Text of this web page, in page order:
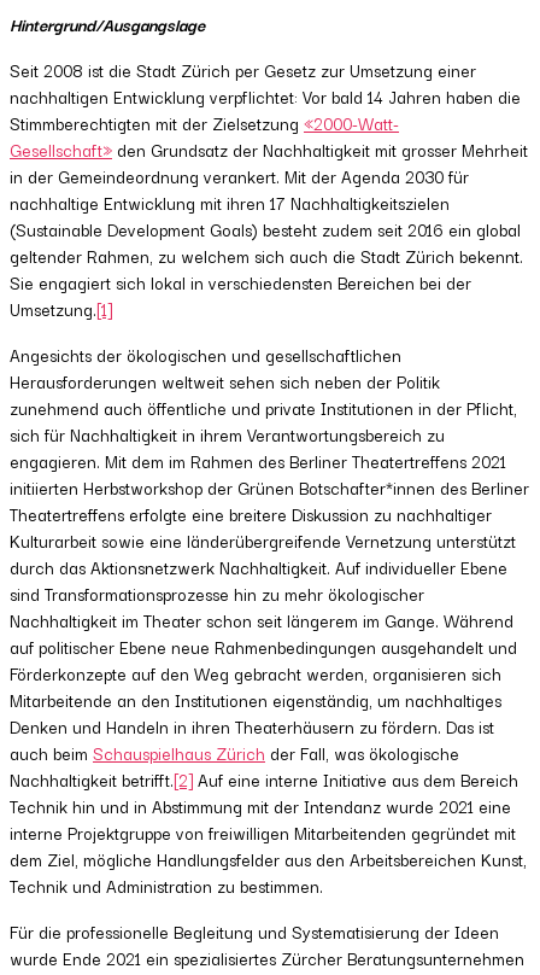
Hintergrund/Ausgangslage
Seit 2008 ist die Stadt Zürich per Gesetz zur Umsetzung einer
nachhaltigen Entwicklung verpflichtet: Vor bald 14 Jahren haben die
Stimmberechtigten mit der Zielsetzung «2000-Watt-
Gesellschaft» den Grundsatz der Nachhaltigkeit mit grosser Mehrheit
in der Gemeindeordnung verankert. Mit der Agenda 2030 für
nachhaltige Entwicklung mit ihren 17 Nachhaltigkeitszielen
(Sustainable Development Goals) besteht zudem seit 2016 ein global
geltender Rahmen, zu welchem sich auch die Stadt Zürich bekennt.
Sie engagiert sich lokal in verschiedensten Bereichen bei der
Umsetzung.[1]
Angesichts der ökologischen und gesellschaftlichen
Herausforderungen weltweit sehen sich neben der Politik
zunehmend auch öffentliche und private Institutionen in der Pflicht,
sich für Nachhaltigkeit in ihrem Verantwortungsbereich zu
engagieren. Mit dem im Rahmen des Berliner Theatertreffens 2021
initiierten Herbstworkshop der Grünen Botschafter*innen des Berliner
Theatertreffens erfolgte eine breitere Diskussion zu nachhaltiger
Kulturarbeit sowie eine länderübergreifende Vernetzung unterstützt
durch das Aktionsnetzwerk Nachhaltigkeit. Auf individueller Ebene
sind Transformationsprozesse hin zu mehr ökologischer
Nachhaltigkeit im Theater schon seit längerem im Gange. Während
auf politischer Ebene neue Rahmenbedingungen ausgehandelt und
Förderkonzepte auf den Weg gebracht werden, organisieren sich
Mitarbeitende an den Institutionen eigenständig, um nachhaltiges
Denken und Handeln in ihren Theaterhäusern zu fördern. Das ist
auch beim Schauspielhaus Zürich der Fall, was ökologische
Nachhaltigkeit betrifft.[2]Auf eine interne Initiative aus dem Bereich
Technik hin und in Abstimmung mit der Intendanz wurde 2021 eine
interne Projektgruppe von freiwilligen Mitarbeitenden gegründet mit
dem Ziel, mögliche Handlungsfelder aus den Arbeitsbereichen Kunst,
Technik und Administration zu bestimmen.
Für die professionelle Begleitung und Systematisierung der Ideen
wurde Ende 2021 ein spezialisiertes Zürcher Beratungsunternehmen